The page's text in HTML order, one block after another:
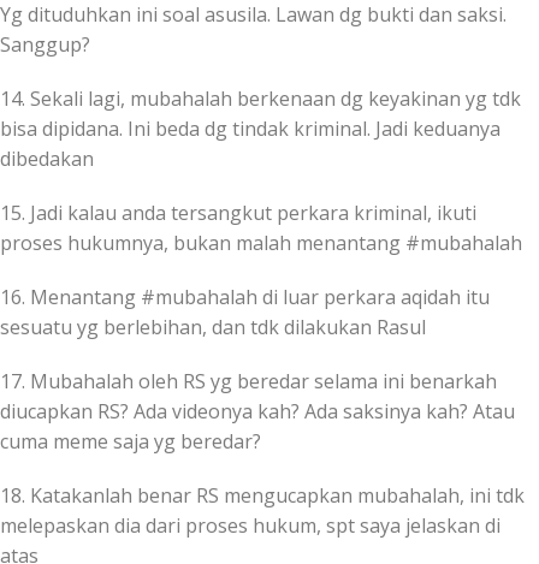
Yg dituduhkan ini soal asusila. Lawan dg bukti dan saksi.
Sanggup?
14. Sekali lagi, mubahalah berkenaan dg keyakinan yg tdk
bisa dipidana. Ini beda dg tindak kriminal. Jadi keduanya
dibedakan
15. Jadi kalau anda tersangkut perkara kriminal, ikuti
proses hukumnya, bukan malah menantang #mubahalah
16. Menantang #mubahalah di luar perkara aqidah itu
sesuatu yg berlebihan, dan tdk dilakukan Rasul
17. Mubahalah oleh RS yg beredar selama ini benarkah
diucapkan RS? Ada videonya kah? Ada saksinya kah? Atau
cuma meme saja yg beredar?
18. Katakanlah benar RS mengucapkan mubahalah, ini tdk
melepaskan dia dari proses hukum, spt saya jelaskan di
atas